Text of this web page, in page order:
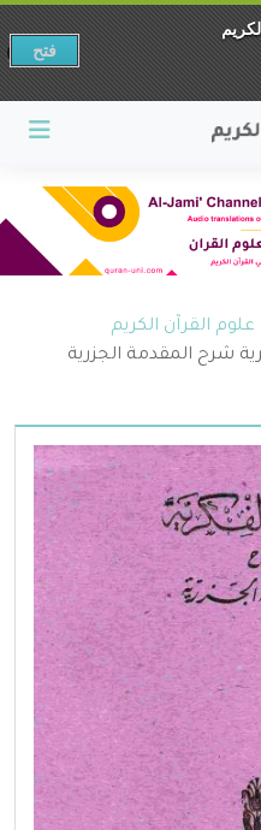
علوم القرآن الكريم
شرح المقدمة الجزرية
فتح